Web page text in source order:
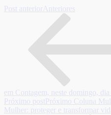
Post anterior Anteriores
em Contagem, neste domingo,
Próximo post Próximo Coluna
Mulher: proteger e transformar